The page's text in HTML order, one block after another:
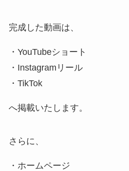
完成した動画は、
・YouTubeショート
・Instagramリール
・TikTok
へ掲載いたします。
さらに、
・ホームページ